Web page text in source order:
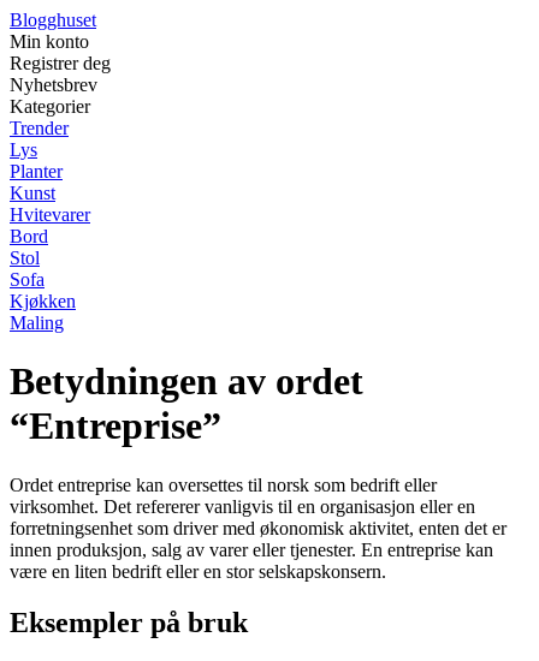
Blogghuset
Min konto
Registrer deg
Nyhetsbrev
Kategorier
Trender
Lys
Planter
Kunst
Hvitevarer
Bord
Stol
Sofa
Kjøkken
Maling
Betydningen av ordet
“Entreprise”
Ordet entreprise kan oversettes til norsk som bedrift eller
virksomhet. Det refererer vanligvis til en organisasjon eller en
forretningsenhet som driver med økonomisk aktivitet, enten det er
innen produksjon, salg av varer eller tjenester. En entreprise kan
være en liten bedrift eller en stor selskapskonsern.
Eksempler på bruk